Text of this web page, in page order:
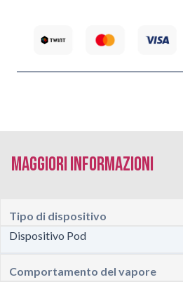
Maggiori Informazioni
Tipo di dispositivo
Dispositivo Pod
Comportamento del vapore